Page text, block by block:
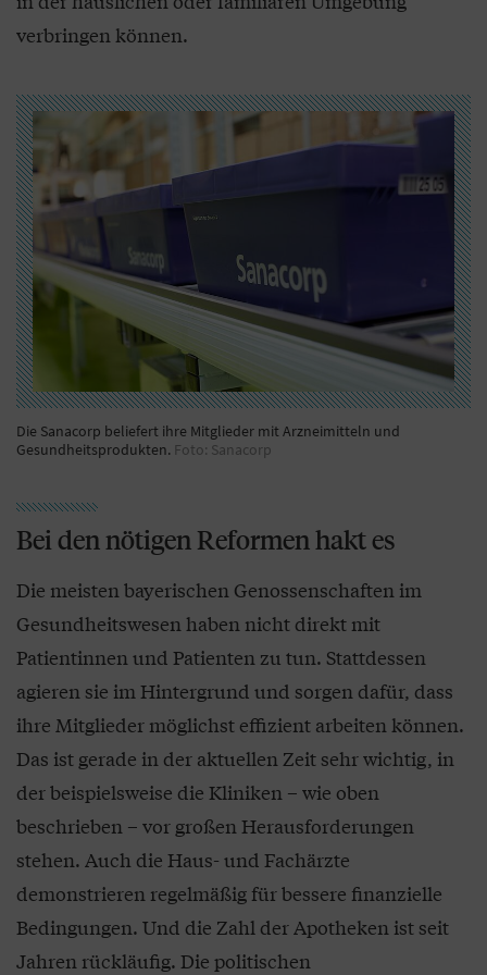
verbringen können.
Die Sanacorp beliefert ihre Mitglieder mit Arzneimitteln und
Gesundheitsprodukten. Foto: Sanacorp
Bei den nötigen Reformen hakt es
Die meisten bayerischen Genossenschaften im
Gesundheitswesen haben nicht direkt mit
Patientinnen und Patienten zu tun. Stattdessen
agieren sie im Hintergrund und sorgen dafür, dass
ihre Mitglieder möglichst effizient arbeiten können.
Das ist gerade in der aktuellen Zeit sehr wichtig, in
der beispielsweise die Kliniken – wie oben
beschrieben – vor großen Herausforderungen
stehen. Auch die Haus- und Fachärzte
demonstrieren regelmäßig für bessere finanzielle
Bedingungen. Und die Zahl der Apotheken ist seit
Jahren rückläufig. Die politischen